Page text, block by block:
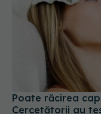
Poate răcirea
Cercetătorii au
09 iun 2026, 20:30